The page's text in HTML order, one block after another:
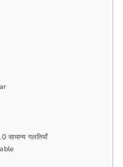
सामान्य गलतियाँ